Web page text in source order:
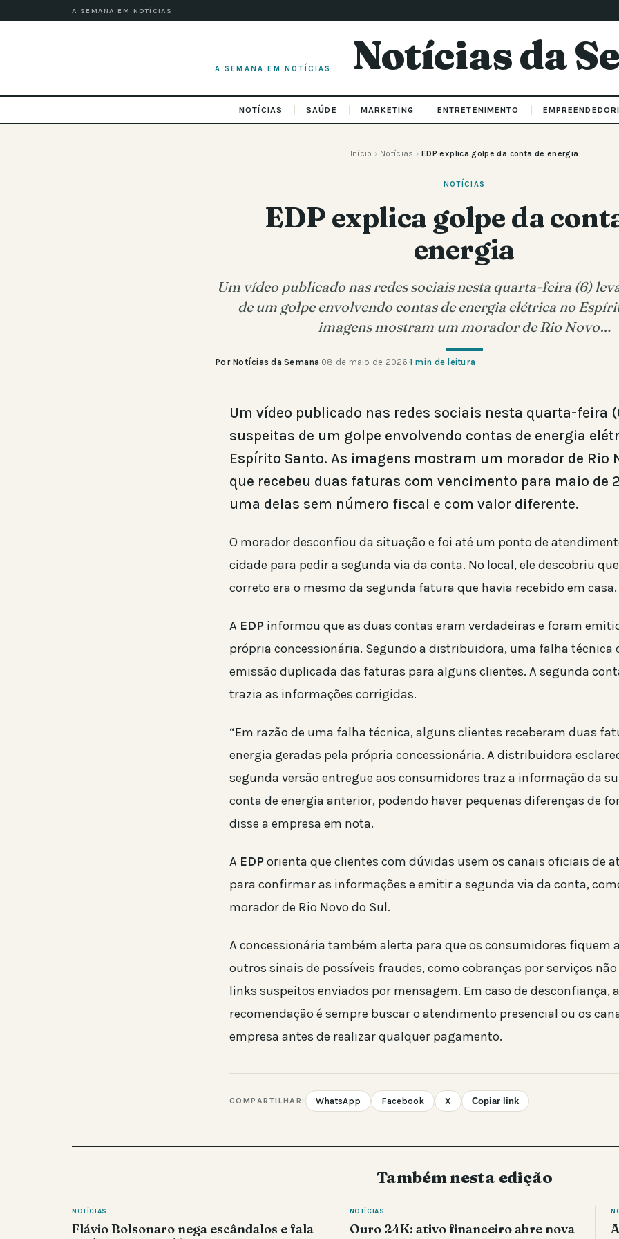
A SEMANA EM NOTÍCIAS
A SEMANA EM NOTÍCIAS Notícias da
NOTÍCIAS SAÚDE MARKETING ENTRETENIMENTO
Início › Notícias › EDP explica golpe da conta de energia
NOTÍCIAS
EDP explica golpe da
energia
Um vídeo publicado nas redes sociais nesta quarta-feira (6)
de um golpe envolvendo contas de energia elétrica no
imagens mostram um morador de Rio Novo…
Por Notícias da Semana ·08 de maio de 2026 ·1 min de leitura
Um vídeo publicado nas redes sociais nesta quarta-feira
suspeitas de um golpe envolvendo contas de energia
Espírito Santo. As imagens mostram um morador de Rio
que recebeu duas faturas com vencimento para maio de
uma delas sem número fiscal e com valor diferente.
O morador desconfiou da situação e foi até um ponto de
cidade para pedir a segunda via da conta. No local, ele descobriu
correto era o mesmo da segunda fatura que havia recebido em casa.
A EDP informou que as duas contas eram verdadeiras e foram
própria concessionária. Segundo a distribuidora, uma falha técnica
emissão duplicada das faturas para alguns clientes. A segunda
trazia as informações corrigidas.
“Em razão de uma falha técnica, alguns clientes receberam duas
energia geradas pela própria concessionária. A distribuidora
segunda versão entregue aos consumidores traz a informação da
conta de energia anterior, podendo haver pequenas diferenças de
disse a empresa em nota.
A EDPorienta que clientes com dúvidas usem os canais oficiais de
para confirmar as informações e emitir a segunda via da conta,
morador de Rio Novo do Sul.
A concessionária também alerta para que os consumidores fiquem
outros sinais de possíveis fraudes, como cobranças por serviços
links suspeitos enviados por mensagem. Em caso de desconfiança, a
recomendação é sempre buscar o atendimento presencial ou os
empresa antes de realizar qualquer pagamento.
COMPARTILHAR: WhatsApp Facebook X Copiar link
Também nesta edição
NOTÍCIAS
Flávio Bolsonaro nega escândalos e fala
NOTÍCIAS
Ouro 24K: ativo financeiro abre nova